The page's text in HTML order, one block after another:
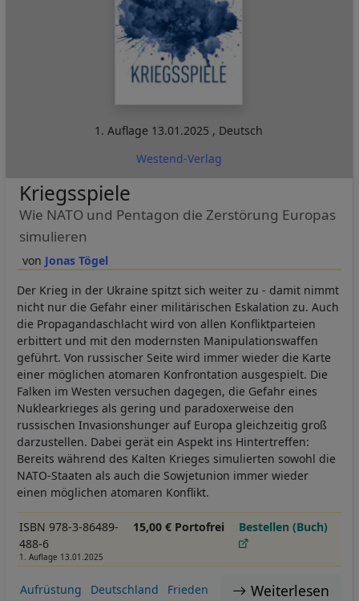
1. Auflage 13.01.2025 , Deutsch
Westend-Verlag
Jonas Tögel
Kriegsspiele
Wie NATO und Pentagon die Zerstörung Europas
simulieren
Der Krieg in der Ukraine spitzt sich weiter zu - damit nimmt
nicht nur die Gefahr einer militärischen Eskalation zu. Auch
die Propagandaschlacht wird von allen Konfliktparteien
erbittert und mit den modernsten Manipulationswaffen
geführt. Von russischer Seite wird immer wieder die Karte
einer möglichen atomaren Konfrontation ausgespielt. Die
Falken im Westen versuchen dagegen, die Gefahr eines
Nuklearkrieges als gering und paradoxerweise den
russischen Invasionshunger auf Europa gleichzeitig groß
darzustellen. Dabei gerät ein Aspekt ins Hintertreffen:
Bereits während des Kalten Krieges simulierten sowohl die
NATO-Staaten als auch die Sowjetunion immer wieder
einen möglichen atomaren Konflikt.
ISBN 978-3-86489-
488-6
1. Auflage 13.01.2025
15,00 € Portofrei Bestellen (Buch)
Weiterlesen
Aufrüstung Deutschland
Frieden